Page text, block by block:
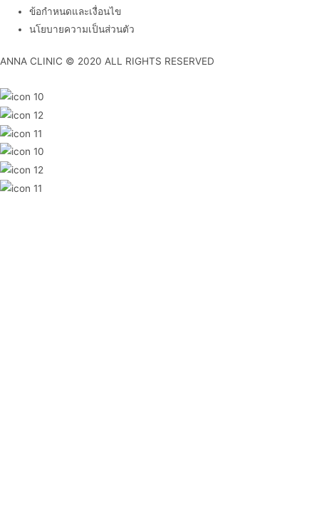
ข้อกำหนดและเงื่อนไข
นโยบายความเป็นส่วนตัว
ANNA CLINIC © 2020 ALL RIGHTS RESERVED